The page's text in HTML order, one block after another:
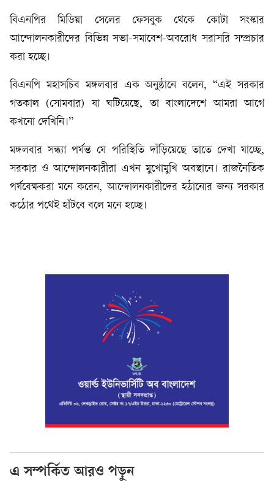
বিএনপির মিডিয়া সেলের ফেসবুক থেকে কোটা সংস্কার
আন্দোলনকারীদের বিভিন্ন সভা-সমাবেশ-অবরোধ সরাসরি সম্প্রচার
করা হচ্ছে।
বিএনপি মহাসচিব মঙ্গলবার এক অনুষ্ঠানে বলেন, “এই সরকার
গতকাল (সোমবার) যা ঘটিয়েছে, তা বাংলাদেশে আমরা আগে
কখনো দেখিনি।”
মঙ্গলবার সন্ধ্যা পর্যন্ত যে পরিস্থিতি দাঁড়িয়েছে তাতে দেখা যাচ্ছে,
সরকার ও আন্দোলনকারীরা এখন মুখোমুখি অবস্থানে। রাজনৈতিক
পর্যবেক্ষকরা মনে করেন, আন্দোলনকারীদের হঠানোর জন্য সরকার
কঠোর পথেই হাঁটবে বলে মনে হচ্ছে।
এ সম্পর্কিত আরও পড়ুন